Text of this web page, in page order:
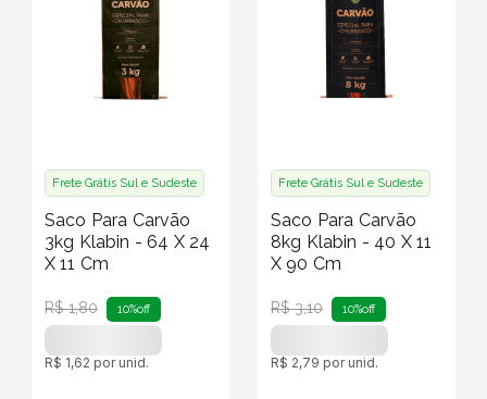
Frete Grátis Sul e Sudeste
Saco Para Carvão
3kg Klabin - 64 X 24
X 11 Cm
R$ 1,80 10%off
R$ 1,62 por unid.
Frete Grátis Sul e Sudeste
Saco Para Carvão
8kg Klabin - 40 X 11
X 90 Cm
R$ 3,10 10%off
R$ 2,79 por unid.